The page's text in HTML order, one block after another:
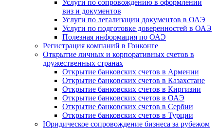
Услуги по сопровождению в оформлении
виз и документов
Услуги по легализации документов в ОАЭ
Услуги по подготовке доверенностей в ОАЭ
Полезная информация по ОАЭ
Регистрация компаний в Гонконге
Открытие личных и корпоративных счетов в
дружественных странах
Открытие банковских счетов в Армении
Открытие банковских счетов в Казахстане
Открытие банковских счетов в Киргизии
Открытие банковских счетов в ОАЭ
Открытие банковских счетов в Сербии
Открытие банковских счетов в Турции
Юридическое сопровождение бизнеса за рубежом